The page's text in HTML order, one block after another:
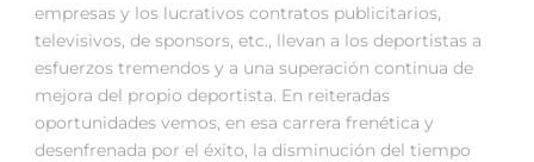
empresas y los lucrativos contratos publicitarios,
televisivos, de sponsors, etc., llevan a los deportistas a
esfuerzos tremendos y a una superación continua de
mejora del propio deportista. En reiteradas
oportunidades vemos, en esa carrera frenética y
desenfrenada por el éxito, la disminución del tiempo